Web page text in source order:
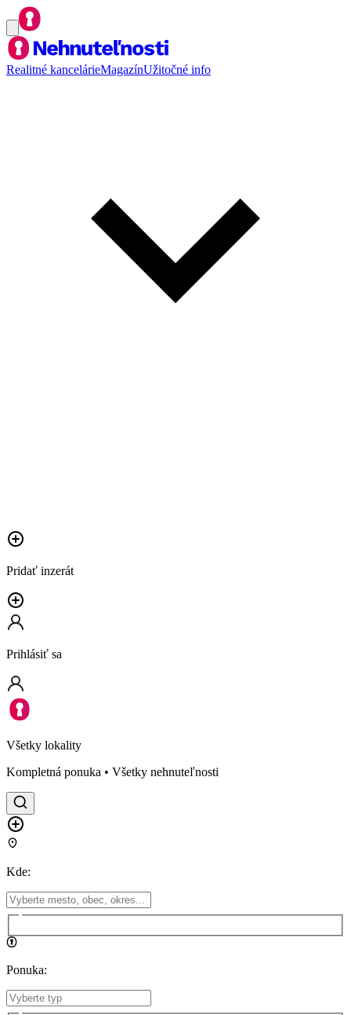
Realitné kancelárieMagazínUžitočné info
Pridať inzerát
Prihlásiť sa
Všetky lokality
Kompletná ponuka • Všetky nehnuteľnosti
Kde:
Ponuka: